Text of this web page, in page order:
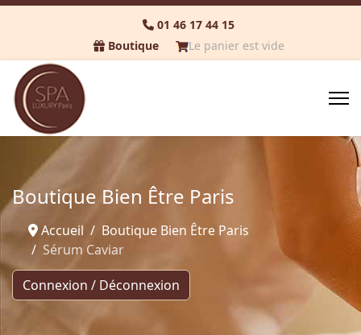
01 46 17 44 15
Boutique
Le panier est vide
Boutique Bien Être Paris
Accueil
Boutique Bien Être Paris
Sérum Caviar
Connexion / Déconnexion